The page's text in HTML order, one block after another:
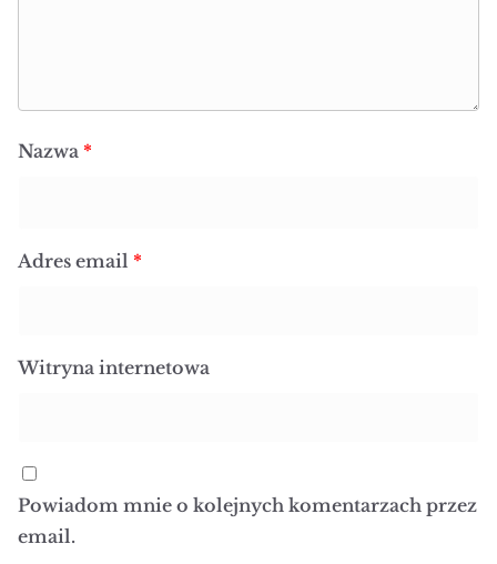
Nazwa *
Adres email *
Witryna internetowa
Powiadom mnie o kolejnych komentarzach przez
email.